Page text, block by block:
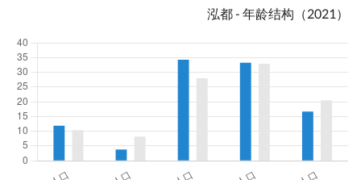
泓都 - 年龄结构（2021）